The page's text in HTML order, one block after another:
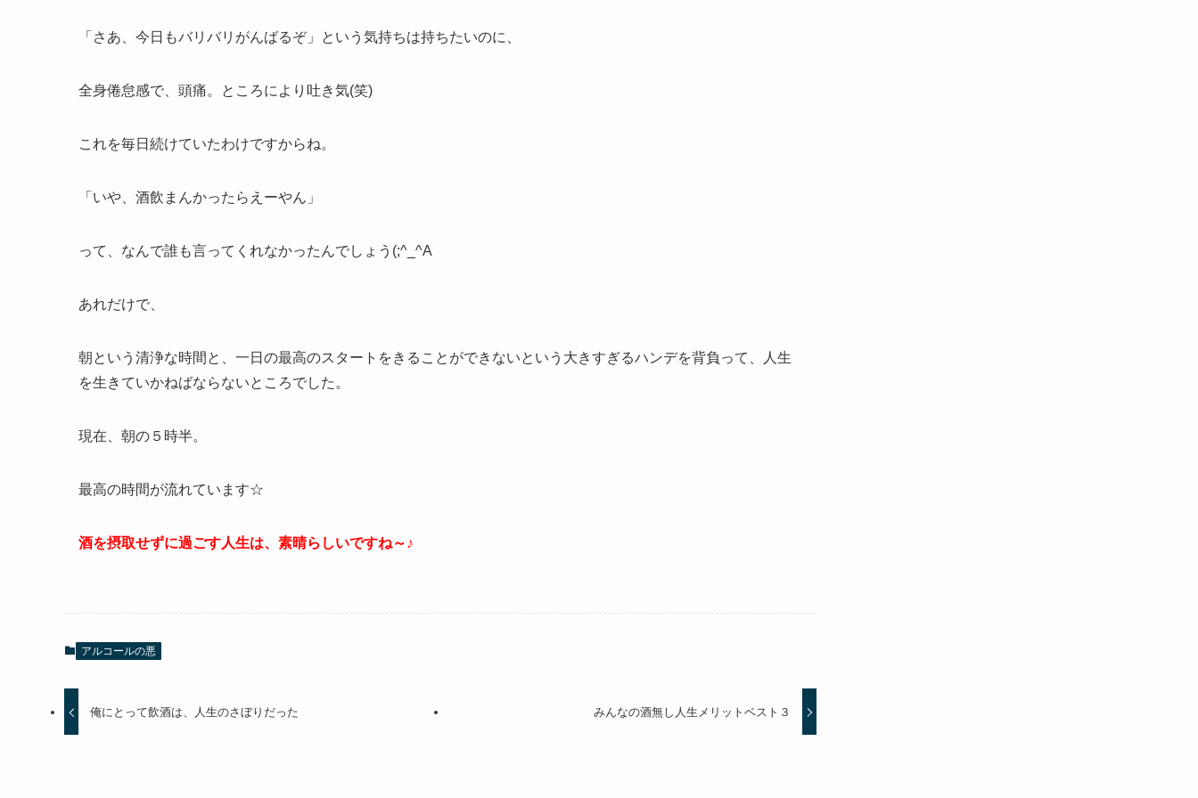
「さあ、今日もバリバリがんばるぞ」という気持ちは持ちたいのに、
全身倦怠感で、頭痛。ところにより吐き気(笑)
これを毎日続けていたわけですからね。
「いや、酒飲まんかったらえーやん」
って、なんで誰も言ってくれなかったんでしょう(;^_^A
あれだけで、
朝という清浄な時間と、一日の最高のスタートをきることができないという大きすぎるハンデを背負って、人生
を生きていかねばならないところでした。
現在、朝の５時半。
最高の時間が流れています☆
酒を摂取せずに過ごす人生は、素晴らしいですね～♪
アルコールの悪
俺にとって飲酒は、人生のさぼりだった みんなの酒無し人生メリットベスト３